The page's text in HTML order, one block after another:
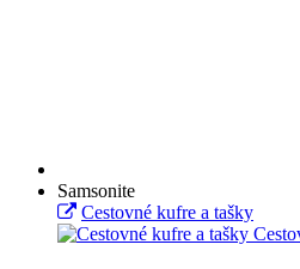
Samsonite
Cestovné kufre a tašky